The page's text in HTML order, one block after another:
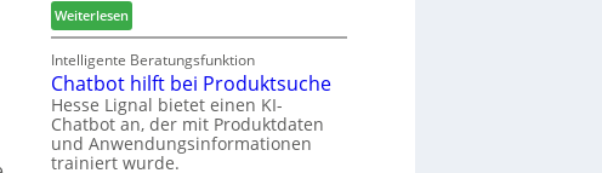
a
g
u
n
d
-
V
e
r
b
A
k
t
i
o
n
s
w
Weiterlesen:
M
a
T
e
c
m
e
Intelligente Beratungsfunktion
Chatbot hilft bei Produktsuche
Hesse Lignal bietet einen KI-
Chatbot an, der mit Produktdaten
und Anwendungsinformationen
trainiert wurde.